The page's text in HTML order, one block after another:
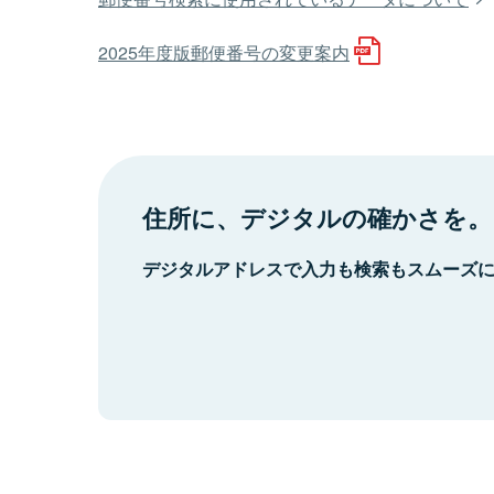
2025年度版郵便番号の変更案内
住所に、デジタルの確かさを。
デジタルアドレスで入力も検索もスムーズ